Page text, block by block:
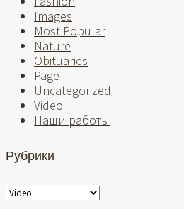
Images
Most Popular
Nature
Obituaries
Page
Uncategorized
Video
Наши работы
Рубрики
Рубрики